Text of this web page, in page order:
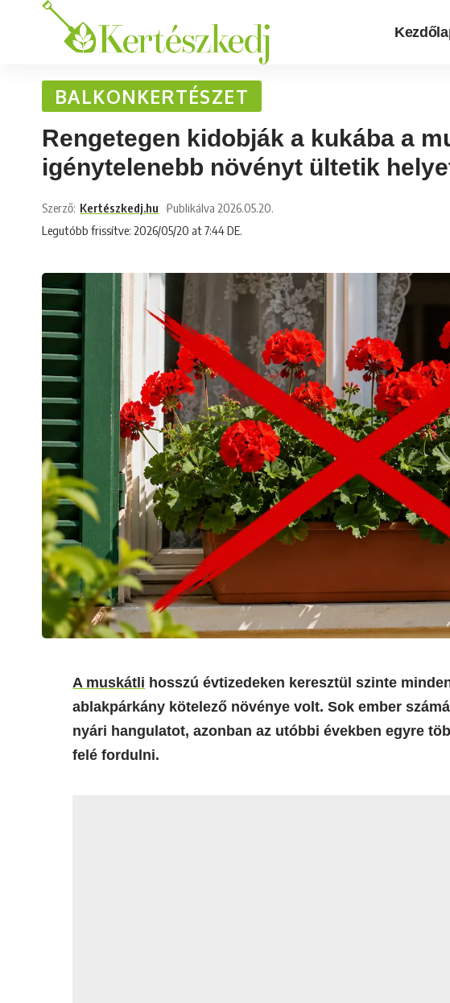
BALKONKERTÉSZET
Rengetegen kidobják a kukába a
igénytelenebb növényt ültetik
Legutóbb frissítve: 2026/05/20 at 7:44 DE.
Szerző: Kertészkedj.hu Publikálva 2026.05.20.
A muskátli hosszú évtizedeken keresztül szinte
ablakpárkány kötelező növénye volt. Sok ember
nyári hangulatot, azonban az utóbbi években egyre
felé fordulni.